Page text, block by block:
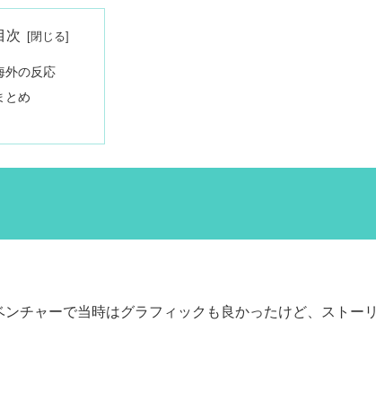
次
外の反応
とめ
チャーで当時はグラフィックも良かったけど、ストーリ